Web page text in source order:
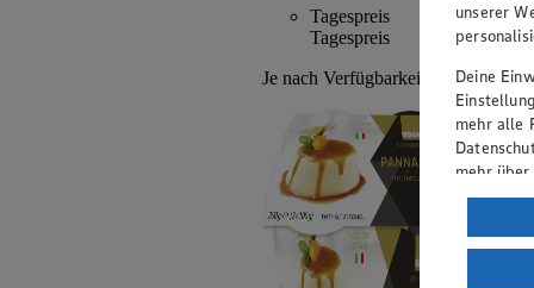
Tagespreis
Tagespreis
Je nach Verfügbarkeit des Marktes.
unserer
Deine
mehr alle
mehr
Wenn
ein,